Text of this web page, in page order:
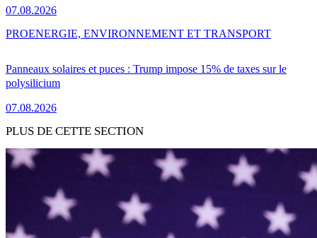
07.08.2026
Panneaux solaires et puces : Trump impose 15% de taxes sur le
polysilicium
07.08.2026
PROENERGIE, ENVIRONNEMENT ET TRANSPORT
PLUS DE CETTE SECTION